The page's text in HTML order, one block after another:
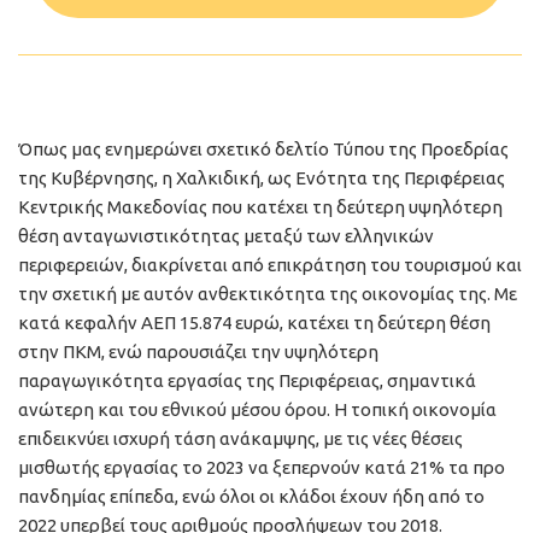
Όπως μας ενημερώνει σχετικό δελτίο Τύπου της Προεδρίας
της Κυβέρνησης, η Χαλκιδική, ως Ενότητα της Περιφέρειας
Κεντρικής Μακεδονίας που κατέχει τη δεύτερη υψηλότερη
θέση ανταγωνιστικότητας μεταξύ των ελληνικών
περιφερειών, διακρίνεται από επικράτηση του τουρισμού και
την σχετική με αυτόν ανθεκτικότητα της οικονομίας της. Με
κατά κεφαλήν ΑΕΠ 15.874 ευρώ, κατέχει τη δεύτερη θέση
στην ΠΚΜ, ενώ παρουσιάζει την υψηλότερη
παραγωγικότητα εργασίας της Περιφέρειας, σημαντικά
ανώτερη και του εθνικού μέσου όρου. Η τοπική οικονομία
επιδεικνύει ισχυρή τάση ανάκαμψης, με τις νέες θέσεις
μισθωτής εργασίας το 2023 να ξεπερνούν κατά 21% τα προ
πανδημίας επίπεδα, ενώ όλοι οι κλάδοι έχουν ήδη από το
2022 υπερβεί τους αριθμούς προσλήψεων του 2018.